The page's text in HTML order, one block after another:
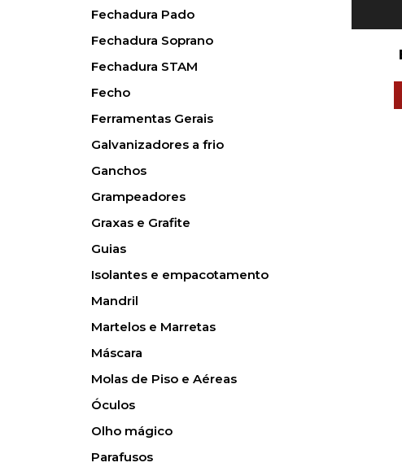
Fechadura Pado
Fechadura Soprano
Fechadura STAM
Fecho
Ferramentas Gerais
Galvanizadores a frio
Ganchos
Grampeadores
Graxas e Grafite
Guias
Isolantes e empacotamento
Mandril
Martelos e Marretas
Máscara
Molas de Piso e Aéreas
Óculos
Olho mágico
Parafusos